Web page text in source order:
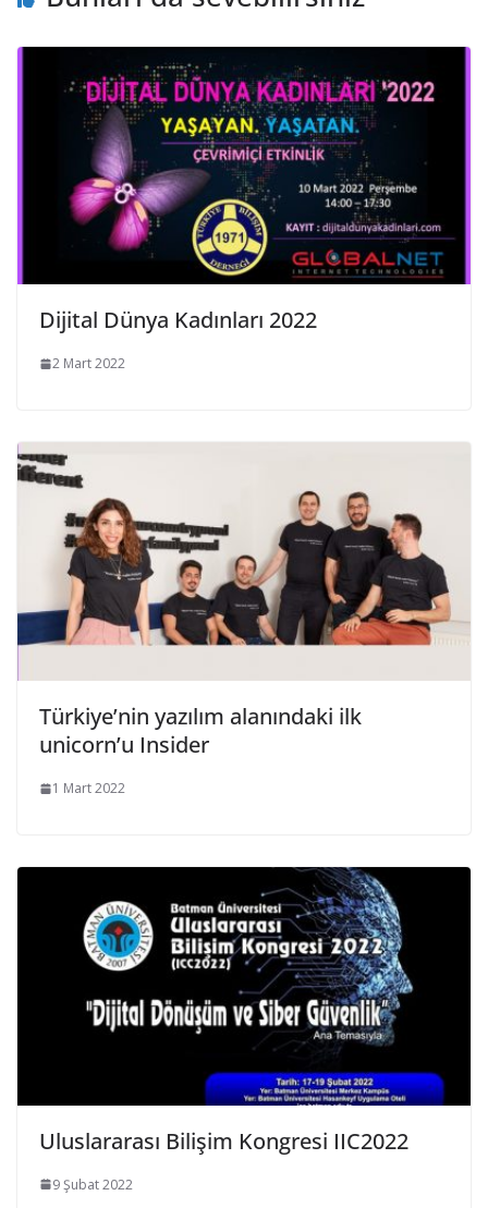
Dijital Dünya Kadınları 2022
2 Mart 2022
Türkiye’nin yazılım alanındaki ilk
unicorn’u Insider
1 Mart 2022
Uluslararası Bilişim Kongresi IIC2022
9 Şubat 2022